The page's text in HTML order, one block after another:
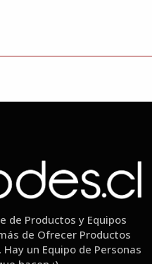
de Productos y Equipos
de Ofrecer Productos
un Equipo de Personas